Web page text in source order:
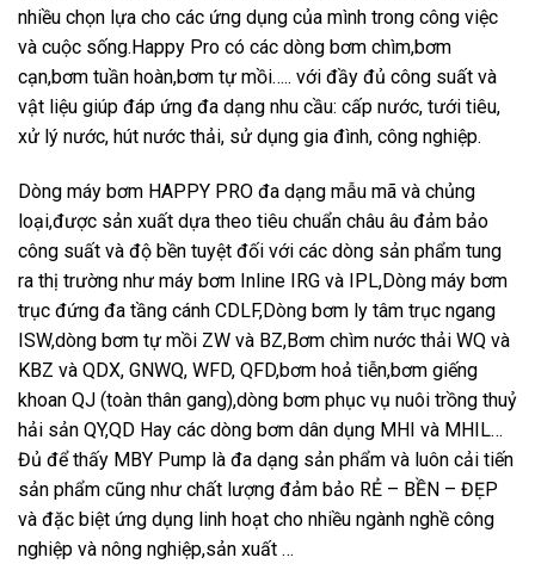
nhiều chọn lựa cho các ứng dụng của mình trong công việc
và cuộc sống.Happy Pro có các dòng bơm chìm,bơm
cạn,bơm tuần hoàn,bơm tự mồi….. với đầy đủ công suất và
vật liệu giúp đáp ứng đa dạng nhu cầu: cấp nước, tưới tiêu,
xử lý nước, hút nước thải, sử dụng gia đình, công nghiệp.
Dòng máy bơm HAPPY PRO đa dạng mẫu mã và chủng
loại,được sản xuất dựa theo tiêu chuẩn châu âu đảm bảo
công suất và độ bền tuyệt đối với các dòng sản phẩm tung
ra thị trường như máy bơm Inline IRG và IPL,Dòng máy bơm
trục đứng đa tầng cánh CDLF,Dòng bơm ly tâm trục ngang
ISW,dòng bơm tự mồi ZW và BZ,Bơm chìm nước thải WQ và
KBZ và QDX, GNWQ, WFD, QFD,bơm hoả tiễn,bơm giếng
khoan QJ (toàn thân gang),dòng bơm phục vụ nuôi trồng thuỷ
hải sản QY,QD Hay các dòng bơm dân dụng MHI và MHIL…
Đủ để thấy MBY Pump là đa dạng sản phẩm và luôn cải tiến
sản phẩm cũng như chất lượng đảm bảo RẺ – BỀN – ĐẸP
và đặc biệt ứng dụng linh hoạt cho nhiều ngành nghề công
nghiệp và nông nghiệp,sản xuất …